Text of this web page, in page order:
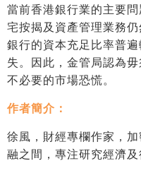
當前香港銀行業的主要
宅按揭及資產管理業務
銀行的資本充足比率普
失。因此，金管局認為
不必要的市場恐慌。
作者簡介：
徐風，財經專欄作家，
融之間，專注研究經濟